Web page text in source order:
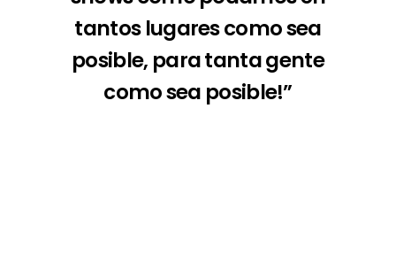
tantos lugares como sea
posible, para tanta gente
como sea posible!”